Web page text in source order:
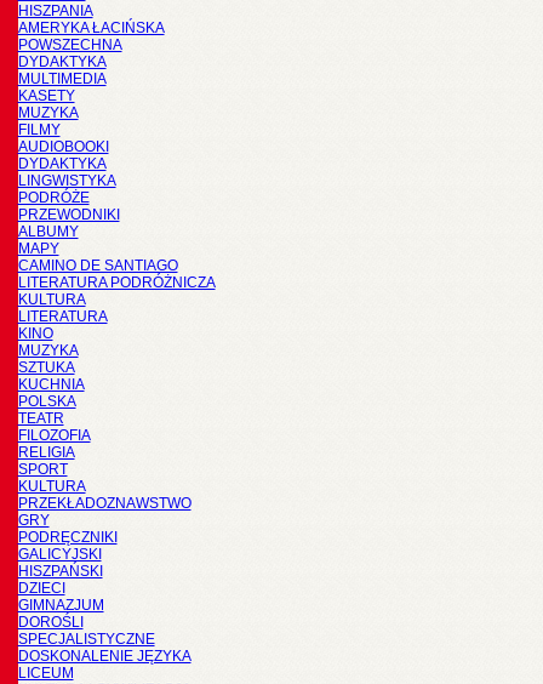
HISZPANIA
AMERYKA ŁACIŃSKA
POWSZECHNA
DYDAKTYKA
MULTIMEDIA
KASETY
MUZYKA
FILMY
AUDIOBOOKI
DYDAKTYKA
LINGWISTYKA
PODRÓŻE
PRZEWODNIKI
ALBUMY
MAPY
CAMINO DE SANTIAGO
LITERATURA PODRÓŻNICZA
KULTURA
LITERATURA
KINO
MUZYKA
SZTUKA
KUCHNIA
POLSKA
TEATR
FILOZOFIA
RELIGIA
SPORT
KULTURA
PRZEKŁADOZNAWSTWO
GRY
PODRĘCZNIKI
GALICYJSKI
HISZPAŃSKI
DZIECI
GIMNAZJUM
DOROŚLI
SPECJALISTYCZNE
DOSKONALENIE JĘZYKA
LICEUM